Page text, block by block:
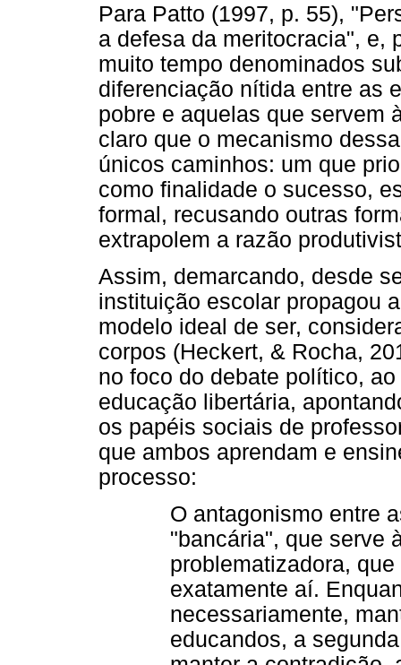
Para Patto (1997, p. 55),
a defesa da meritocracia", e,
muito tempo denominados
diferenciação nítida entre as
pobre e aquelas que servem
claro que o mecanismo
únicos caminhos: um que
como finalidade o sucesso,
formal, recusando outras
extrapolem a razão
Assim, demarcando, desde
instituição escolar propagou
modelo ideal de ser,
corpos (Heckert, & Rocha,
no foco do debate político,
educação libertária,
os papéis sociais de
que ambos aprendam e
processo:
O antagonismo entre
"bancária", que serve
problematizadora,
exatamente aí.
necessariamente,
educandos, a